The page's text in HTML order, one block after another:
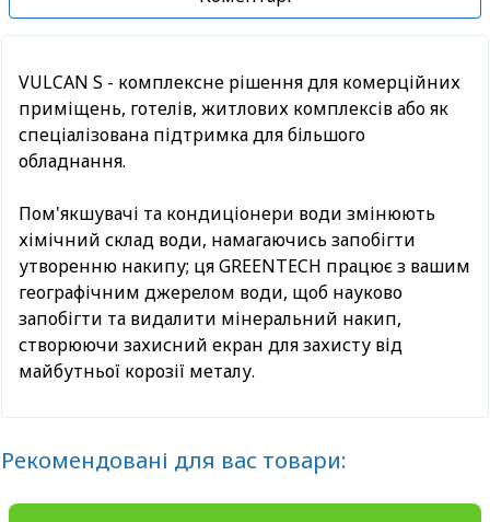
VULCAN S - комплексне рішення для комерційних
приміщень, готелів, житлових комплексів або як
спеціалізована підтримка для більшого
обладнання.
Пом'якшувачі та кондиціонери води змінюють
хімічний склад води, намагаючись запобігти
утворенню накипу; ця GREENTECH працює з вашим
географічним джерелом води, щоб науково
запобігти та видалити мінеральний накип,
створюючи захисний екран для захисту від
майбутньої корозії металу.
Рекомендовані для вас товари: